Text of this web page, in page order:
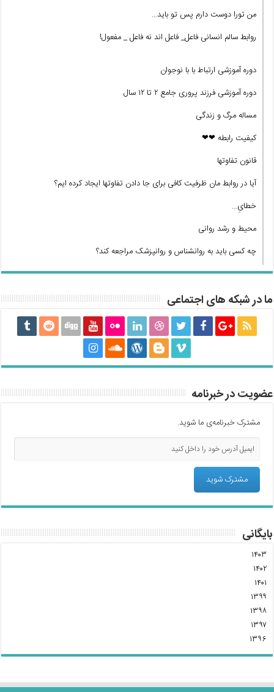
من تورا دوست دارم پس تو باید…
روابط سالم انسانی فاعل_ فاعل اند نه فاعل _ مفعول!
دوره آموزشی ارتباط با با نوجوان
دوره آموزشی فرزند پروری جامع ۲ تا ۱۲ سال
مساله مرگ و زندگی
کیفیت رابطه ❤❤
قانون تفاوتها
آیا در روابط مان ظرفیت کافی برای جا دادن تفاوتها ایجاد کرده ایم؟
خطایِ…
محیط و رشد روانی
چه کسی باید به روانشناس و روانپزشک مراجعه کند؟
ما در شبکه های اجتماعی
عضویت در خبرنامه
مشترک خبرنامه‌ی ما شوید.
بایگانی
۱۴۰۳
۱۴۰۲
۱۴۰۱
۱۳۹۹
۱۳۹۸
۱۳۹۷
۱۳۹۶